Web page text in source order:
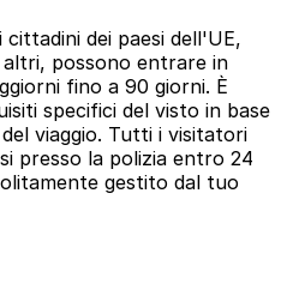
dei paesi dell'UE,
altri, possono entrare in
fino a 90 giorni. È
specifici del visto in base
viaggio. Tutti i visitatori
presso la polizia entro 24
gestito dal tuo